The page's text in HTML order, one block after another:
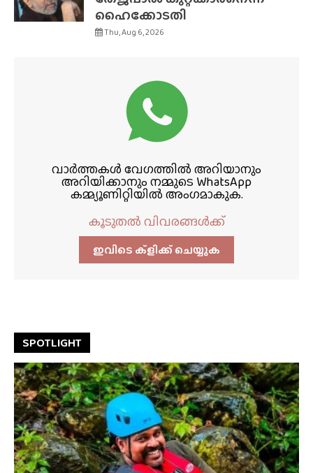
ഹൈക്കോടതി
Thu, Aug 6, 2026
വാർത്തകൾ വേഗത്തിൽ അറിയാനും
അറിയിക്കാനും നമ്മുടെ WhatsApp
കമ്മ്യൂണിറ്റിയിൽ അംഗമാകുക.
കൂടുതൽ വിവരങ്ങൾക്ക്
ഇവിടെ ക്ളിക്ക്‌ ചെയ്യുക
SPOTLIGHT